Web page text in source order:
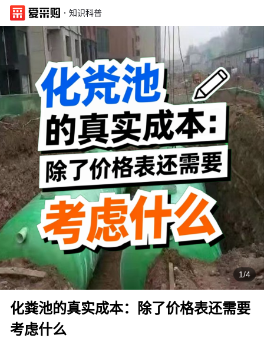
· 知识科普
1/4
化粪池的真实成本：除了价格表还需要
考虑什么